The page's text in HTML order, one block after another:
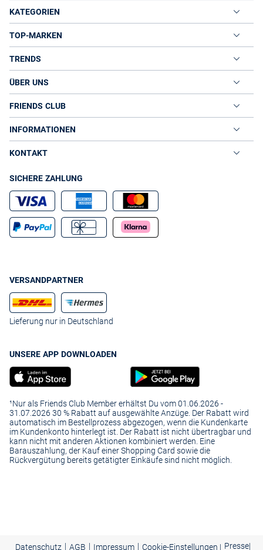
KATEGORIEN
TOP-MARKEN
TRENDS
ÜBER UNS
FRIENDS CLUB
INFORMATIONEN
KONTAKT
SICHERE ZAHLUNG
VERSANDPARTNER
Lieferung nur in Deutschland
UNSERE APP DOWNLOADEN
¹Nur als Friends Club Member erhältst Du vom 01.06.2026 -
31.07.2026 30 % Rabatt auf ausgewählte Anzüge. Der Rabatt wird
automatisch im Bestellprozess abgezogen, wenn die Kundenkarte
im Kundenkonto hinterlegt ist. Der Rabatt ist nicht übertragbar und
kann nicht mit anderen Aktionen kombiniert werden. Eine
Barauszahlung, der Kauf einer Shopping Card sowie die
Rückvergütung bereits getätigter Einkäufe sind nicht möglich.
Datenschutz | AGB | Impressum | Cookie-Einstellungen | Presse|